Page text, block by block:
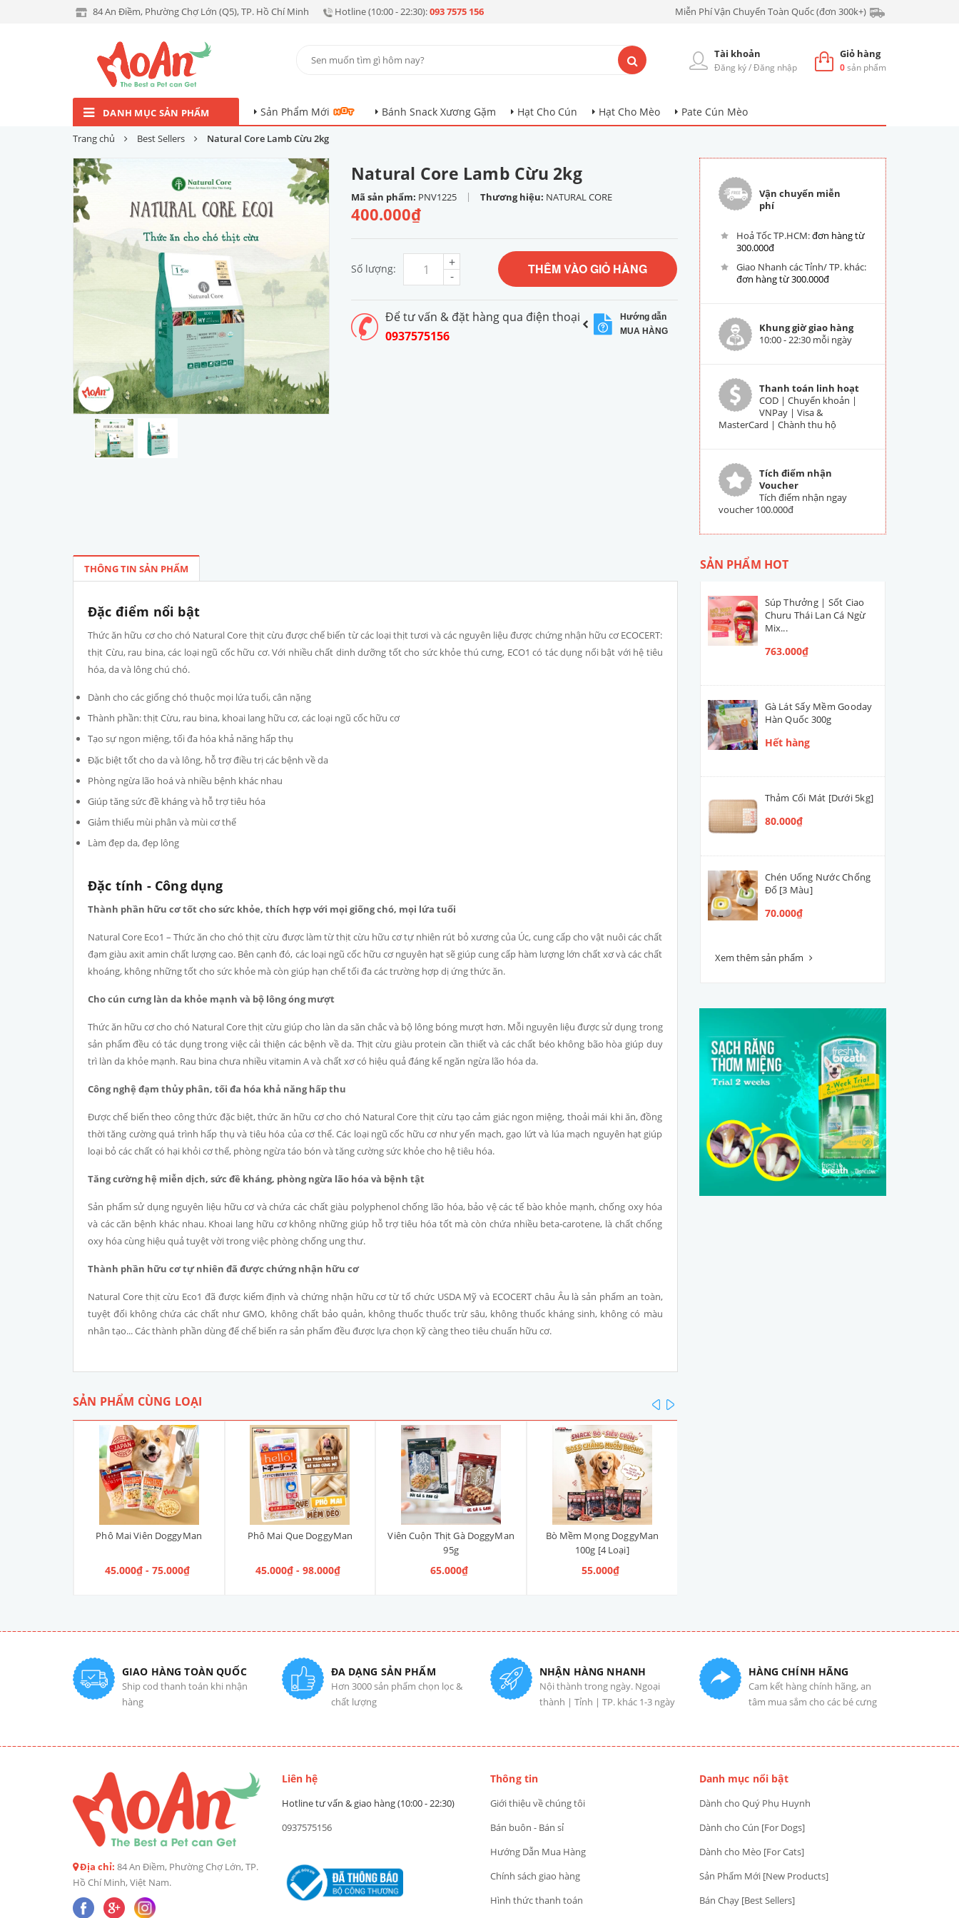
84 An Điềm, Phường Chợ Lớn (Q5), TP. Hồ Chí Minh Hotline (10:00 - 22:30):093 7575 156 Miễn Phí Vận Chuyển Toàn Quốc (đơn 300k+)
Giỏ hàng
0sản phẩm
Tài khoản
Đăng ký/Đăng nhập
DANH MỤC SẢN PHẨM Sản Phẩm Mới Bánh Snack Xương Gặm Hạt Cho Cún Hạt Cho Mèo Pate Cún Mèo
Trang chủ Best Sellers Natural Core Lamb Cừu 2kg
Natural Core Lamb Cừu 2kg
Mã sản phẩm: PNV1225 | Thương hiệu: NATURAL CORE
400.000₫
Số lượng: -
+ THÊM VÀO GIỎ HÀNG
Để tư vấn & đặt hàng qua điện thoại
0937575156
Hướng dẫn
MUA HÀNG
Vận chuyển miễn
phí
Hoả Tốc TP.HCM:đơn hàng từ
300.000đ
Giao Nhanh các Tỉnh/ TP. khác:
đơn hàng từ 300.000đ
Khung giờ giao hàng
10:00 - 22:30 mỗi ngày
Thanh toán linh hoạt
COD | Chuyển khoản |
VNPay | Visa &
MasterCard | Chành thu hộ
Tích điểm nhận
Voucher
Tích điểm nhận ngay
voucher 100.000đ
THÔNG TIN SẢN PHẨM
Đặc điểm nổi bật
Thức ăn hữu cơ cho chó Natural Core thịt cừu được chế biến từ các loại thịt tươi và các nguyên liệu được chứng nhận hữu cơ ECOCERT:
thịt Cừu, rau bina, các loại ngũ cốc hữu cơ. Với nhiều chất dinh dưỡng tốt cho sức khỏe thú cưng, ECO1 có tác dụng nổi bật với hệ tiêu
hóa, da và lông chú chó.
Dành cho các giống chó thuộc mọi lứa tuổi, cân nặng
Thành phần: thịt Cừu, rau bina, khoai lang hữu cơ, các loại ngũ cốc hữu cơ
Tạo sự ngon miệng, tối đa hóa khả năng hấp thụ
Đặc biệt tốt cho da và lông, hỗ trợ điều trị các bệnh về da
Phòng ngừa lão hoá và nhiều bệnh khác nhau
Giúp tăng sức đề kháng và hỗ trợ tiêu hóa
Giảm thiểu mùi phân và mùi cơ thể
Làm đẹp da, đẹp lông
Đặc tính - Công dụng
Thành phần hữu cơ tốt cho sức khỏe, thích hợp với mọi giống chó, mọi lứa tuổi
Natural Core Eco1 – Thức ăn cho chó thịt cừu được làm từ thịt cừu hữu cơ tự nhiên rút bỏ xương của Úc, cung cấp cho vật nuôi các chất
đạm giàu axit amin chất lượng cao. Bên cạnh đó, các loại ngũ cốc hữu cơ nguyên hạt sẽ giúp cung cấp hàm lượng lớn chất xơ và các chất
khoáng, không những tốt cho sức khỏe mà còn giúp hạn chế tối đa các trường hợp dị ứng thức ăn.
Cho cún cưng làn da khỏe mạnh và bộ lông óng mượt
Thức ăn hữu cơ cho chó Natural Core thịt cừu giúp cho làn da săn chắc và bộ lông bóng mượt hơn. Mỗi nguyên liệu được sử dụng trong
sản phẩm đều có tác dụng trong việc cải thiện các bệnh về da. Thịt cừu giàu protein cần thiết và các chất béo không bão hòa giúp duy
trì làn da khỏe mạnh. Rau bina chưa nhiều vitamin A và chất xơ có hiệu quả đáng kể ngăn ngừa lão hóa da.
Công nghệ đạm thủy phân, tối đa hóa khả năng hấp thu
Được chế biến theo công thức đặc biệt, thức ăn hữu cơ cho chó Natural Core thịt cừu tạo cảm giác ngon miệng, thoải mái khi ăn, đồng
thời tăng cường quá trình hấp thụ và tiêu hóa của cơ thể. Các loại ngũ cốc hữu cơ như yến mạch, gạo lứt và lúa mạch nguyên hạt giúp
loại bỏ các chất có hại khỏi cơ thể, phòng ngừa táo bón và tăng cường sức khỏe cho hệ tiêu hóa.
Tăng cường hệ miễn dịch, sức đề kháng, phòng ngừa lão hóa và bệnh tật
Sản phẩm sử dụng nguyên liệu hữu cơ và chứa các chất giàu polyphenol chống lão hóa, bảo vệ các tế bào khỏe mạnh, chống oxy hóa
và các căn bệnh khác nhau. Khoai lang hữu cơ không những giúp hỗ trợ tiêu hóa tốt mà còn chứa nhiều beta-carotene, là chất chống
oxy hóa cùng hiệu quả tuyệt vời trong việc phòng chống ung thư.
Thành phần hữu cơ tự nhiên đã được chứng nhận hữu cơ
Natural Core thịt cừu Eco1 đã được kiểm định và chứng nhận hữu cơ từ tổ chức USDA Mỹ và ECOCERT châu Âu là sản phẩm an toàn,
tuyệt đối không chứa các chất như GMO, không chất bảo quản, không thuốc thuốc trừ sâu, không thuốc kháng sinh, không có màu
nhân tạo... Các thành phần dùng để chế biến ra sản phẩm đều được lựa chọn kỹ càng theo tiêu chuẩn hữu cơ.
SẢN PHẨM CÙNG LOẠI
Phô Mai Viên DoggyMan
45.000₫ - 75.000₫
Phô Mai Que DoggyMan
45.000₫ - 98.000₫
Viên Cuộn Thịt Gà DoggyMan
95g
65.000₫
Bò Mềm Mọng DoggyMan
100g [4 Loại]
55.000₫
prev
SẢN PHẨM HOT
Súp Thưởng | Sốt Ciao
Churu Thái Lan Cá Ngừ
Mix...
763.000₫
Gà Lát Sấy Mềm Gooday
Hàn Quốc 300g
Hết hàng
Thảm Cối Mát [Dưới 5kg]
80.000₫
Chén Uống Nước Chống
Đổ [3 Màu]
70.000₫
Xem thêm sản phẩm
GIAO HÀNG TOÀN QUỐC
Ship cod thanh toán khi nhận
hàng
ĐA DẠNG SẢN PHẨM
Hơn 3000 sản phẩm chọn lọc &
chất lượng
NHẬN HÀNG NHANH
Nội thành trong ngày. Ngoại
thành | Tỉnh | TP. khác 1-3 ngày
HÀNG CHÍNH HÃNG
Cam kết hàng chính hãng, an
tâm mua sắm cho các bé cưng
Địa chỉ: 84 An Điềm, Phường Chợ Lớn, TP.
Hồ Chí Minh, Việt Nam.
Liên hệ
Hotline tư vấn & giao hàng (10:00 - 22:30)
0937575156
Thông tin
Giới thiệu về chúng tôi
Bán buôn - Bán sỉ
Hướng Dẫn Mua Hàng
Chính sách giao hàng
Hình thức thanh toán
Danh mục nổi bật
Dành cho Quý Phụ Huynh
Dành cho Cún [For Dogs]
Dành cho Mèo [For Cats]
Sản Phẩm Mới [New Products]
Bán Chạy [Best Sellers]